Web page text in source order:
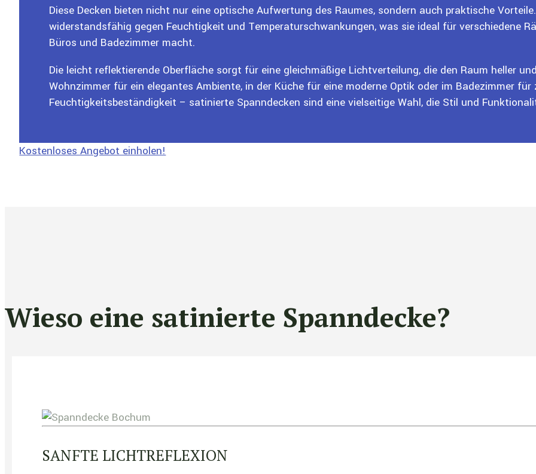
Diese Decken bieten nicht nur eine optische Aufwertung des Raumes, sondern auch praktische
widerstandsfähig gegen Feuchtigkeit und Temperaturschwankungen, was sie ideal für verschiedene
Büros und Badezimmer macht.
Die leicht reflektierende Oberfläche sorgt für eine gleichmäßige Lichtverteilung, die den Raum heller
Wohnzimmer für ein elegantes Ambiente, in der Küche für eine moderne Optik oder im Badezimmer
Feuchtigkeitsbeständigkeit – satinierte Spanndecken sind eine vielseitige Wahl, die Stil und
Kostenloses Angebot einholen!
Wieso eine satinierte Spanndecke?
SANFTE LICHTREFLEXION